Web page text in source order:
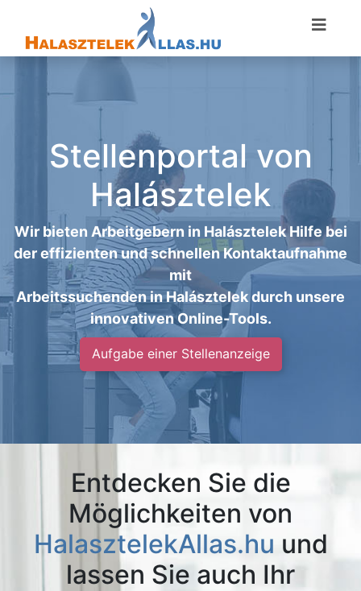
Stellenportal von
Halásztelek
Wir bieten Arbeitgebern in Halásztelek Hilfe bei
der effizienten und schnellen Kontaktaufnahme
mit
Arbeitssuchenden in Halásztelek durch unsere
innovativen Online-Tools.
Aufgabe einer Stellenanzeige
Entdecken Sie die
Möglichkeiten von
HalasztelekAllas.hu und
lassen Sie auch Ihr